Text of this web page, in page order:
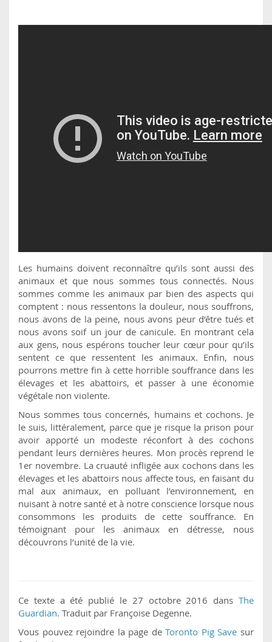
Les humains doivent reconnaître qu’ils sont aussi des
animaux et que nous sommes tous connectés. Nous
sommes comme les animaux par bien des aspects qui
comptent : nous ressentons la douleur, nous souffrons,
nous avons de la peine, nous avons peur d’être tués et
nous avons soif un jour de canicule. En montrant cela
aux gens, nous espérons toucher leur cœur pour qu’ils
sentent ce que ressentent les animaux. Enfin, nous
pourrons mettre fin à cette horrible souffrance dans les
élevages et les abattoirs, et passer à une économie
végétale non violente.
Nous sommes tous concernés, humains et cochons. Je
le suis, littéralement, parce que je risque la prison pour
avoir apporté un modeste réconfort à des cochons
pendant leurs dernières heures. Mon procès reprend le
1er novembre. La cruauté infligée aux cochons dans les
élevages et les abattoirs nous affecte tous, en faisant du
mal aux animaux, en polluant l’environnement, en
nuisant à notre santé et à notre conscience lorsque nous
consommons les produits de cette souffrance. En
témoignant pour les animaux en détresse, nous
découvrons l’unité de la vie.
Ce texte a été publié le 27 octobre 2016 dans The
Guardian. Traduit par Françoise Degenne.
Vous pouvez rejoindre la page deToronto Pig Save sur